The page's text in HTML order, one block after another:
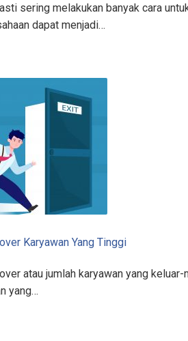
sering melakukan banyak cara
dapat menjadi…
Karyawan Yang Tinggi
atau jumlah karyawan yang
yang…